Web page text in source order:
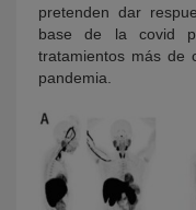
pretenden dar
base de la covid
tratamientos más de
pandemia.